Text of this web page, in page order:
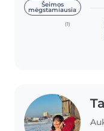
Šeimos
mėgstamiausia
(1)